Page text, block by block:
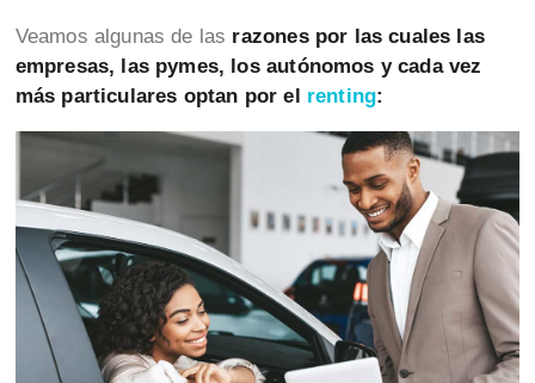
Veamos algunas de las razones por las cuales las
empresas, las pymes, los autónomos y cada vez
más particulares optan por el renting: